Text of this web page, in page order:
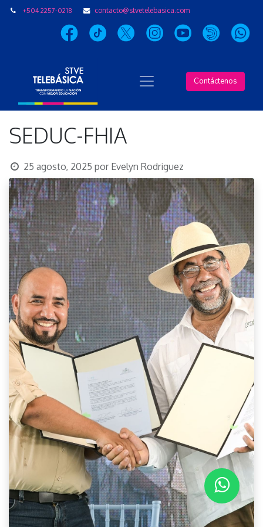
+504 2257-0218 contacto@stvetelebasica.com
Contáctenos
SEDUC-FHIA
25 agosto, 2025 por Evelyn Rodriguez